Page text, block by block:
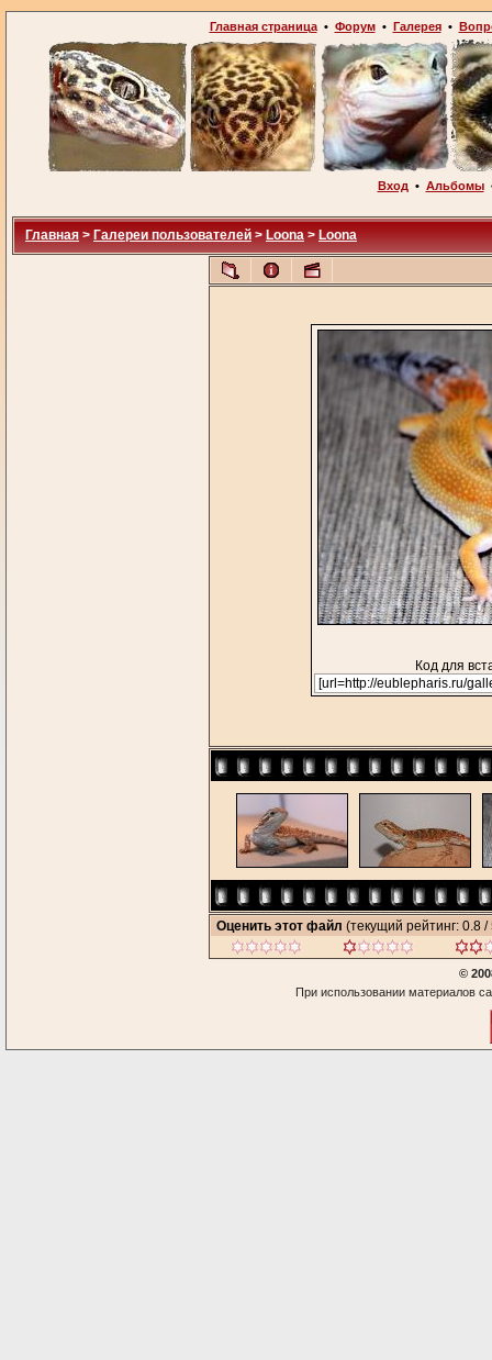
Главная страница• Форум• Галерея•
Вход • Альбомы
Главная > Галереи пользователей > Loona > Loona
Код для
Оценить этот файл (текущий рейтинг: 0.8 /
©
При использовании материалов